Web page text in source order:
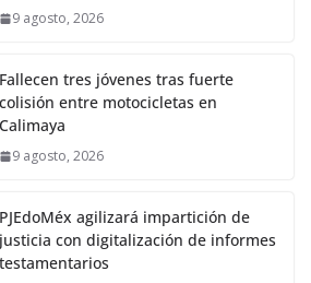
9 agosto, 2026
Fallecen tres jóvenes tras fuerte
colisión entre motocicletas en
Calimaya
9 agosto, 2026
PJEdoMéx agilizará impartición de
justicia con digitalización de informes
testamentarios